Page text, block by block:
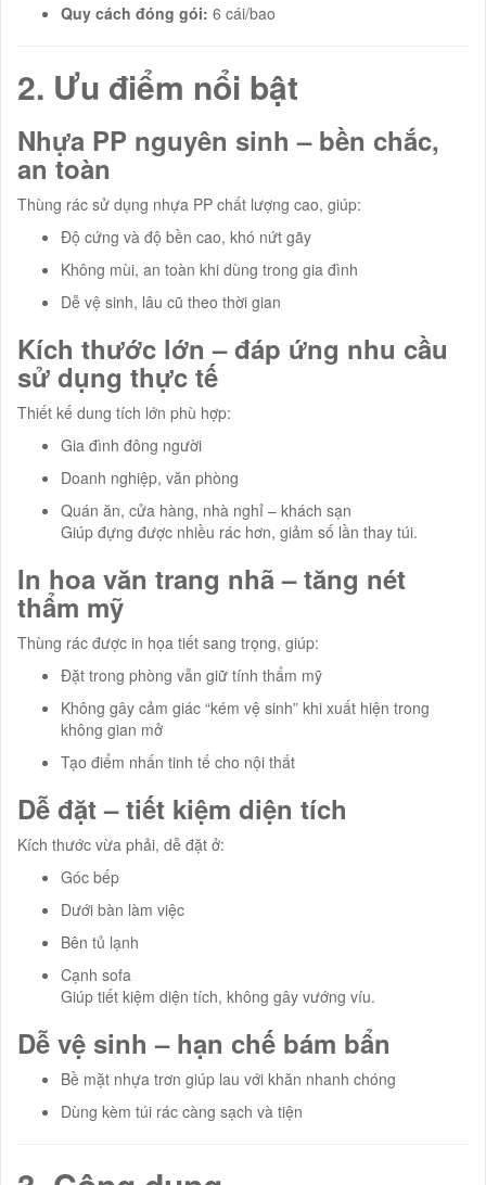
Quy cách đóng gói: 6 cái/bao
2. Ưu điểm nổi bật
Nhựa PP nguyên sinh – bền chắc,
an toàn
Thùng rác sử dụng nhựa PP chất lượng cao, giúp:
Độ cứng và độ bền cao, khó nứt gãy
Không mùi, an toàn khi dùng trong gia đình
Dễ vệ sinh, lâu cũ theo thời gian
Kích thước lớn – đáp ứng nhu cầu
sử dụng thực tế
Thiết kế dung tích lớn phù hợp:
Gia đình đông người
Doanh nghiệp, văn phòng
Quán ăn, cửa hàng, nhà nghỉ – khách sạn
Giúp đựng được nhiều rác hơn, giảm số lần thay túi.
In hoa văn trang nhã – tăng nét
thẩm mỹ
Thùng rác được in họa tiết sang trọng, giúp:
Đặt trong phòng vẫn giữ tính thẩm mỹ
Không gây cảm giác “kém vệ sinh” khi xuất hiện trong
không gian mở
Tạo điểm nhấn tinh tế cho nội thất
Dễ đặt – tiết kiệm diện tích
Kích thước vừa phải, dễ đặt ở:
Góc bếp
Dưới bàn làm việc
Bên tủ lạnh
Cạnh sofa
Giúp tiết kiệm diện tích, không gây vướng víu.
Dễ vệ sinh – hạn chế bám bẩn
Bề mặt nhựa trơn giúp lau với khăn nhanh chóng
Dùng kèm túi rác càng sạch và tiện